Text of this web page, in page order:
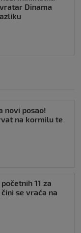
Dinama
novi posao!
na kormilu te
11 za
se vraća na